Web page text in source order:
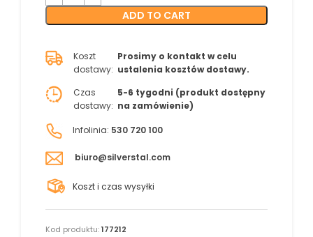
ADD TO CART
Koszt
dostawy:
Prosimy o kontakt w celu
ustalenia kosztów dostawy.
Czas
dostawy:
5-6 tygodni (produkt dostępny
na zamówienie)
Infolinia: 530 720 100
biuro@silverstal.com
Koszt i czas wysyłki
Kod produktu:177212